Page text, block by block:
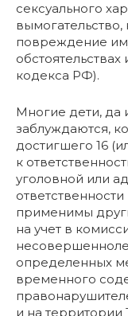
сексуального
повреждение
кодекса РФ).
Многие дети, да
заблуждаются,
достигшего 16
к
уголовной или
применимы
на учет в
определенных
временного
и на территории